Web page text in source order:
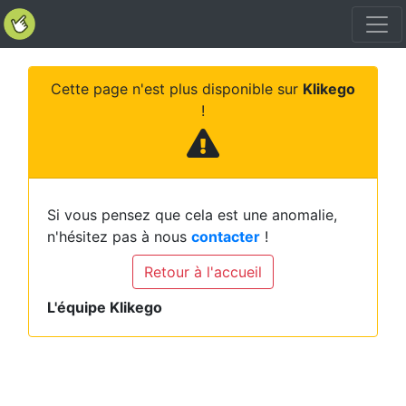
Cette page n'est plus disponible sur Klikego
!
Si vous pensez que cela est une anomalie,
n'hésitez pas à nous contacter !
Retour à l'accueil
L'équipe Klikego